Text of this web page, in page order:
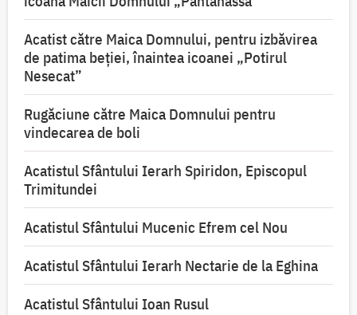
Acatist către Maica Domnului, pentru izbăvirea
de patima beției, înaintea icoanei „Potirul
Nesecat”
Rugăciune către Maica Domnului pentru
vindecarea de boli
Acatistul Sfântului Ierarh Spiridon, Episcopul
Trimitundei
Acatistul Sfântului Mucenic Efrem cel Nou
Acatistul Sfântului Ierarh Nectarie de la Eghina
Acatistul Sfântului Ioan Rusul